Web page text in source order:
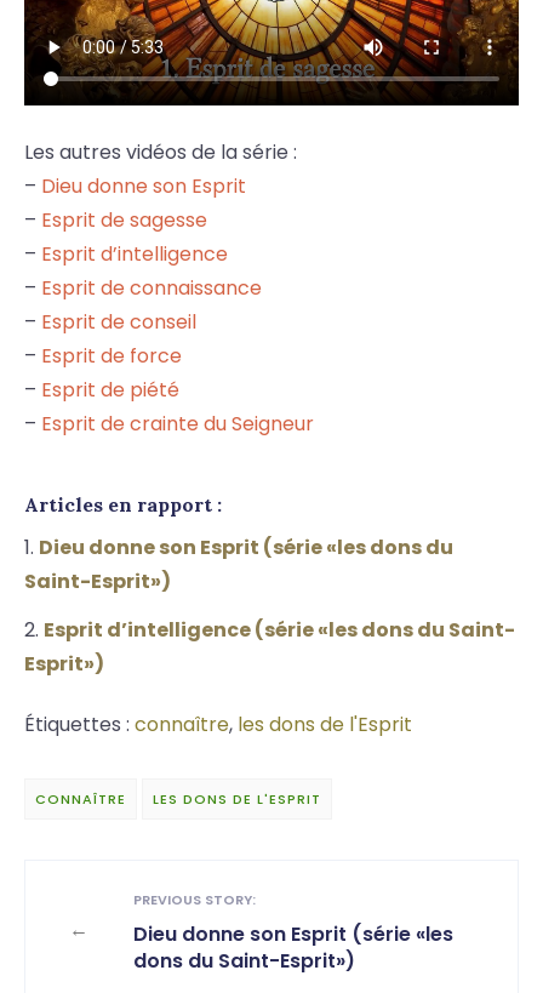
Les autres vidéos de la série :
– Dieu donne son Esprit
– Esprit de sagesse
– Esprit d’intelligence
– Esprit de connaissance
– Esprit de conseil
– Esprit de force
– Esprit de piété
– Esprit de crainte du Seigneur
Articles en rapport :
Dieu donne son Esprit (série «les dons du
Saint-Esprit»)
Esprit d’intelligence (série «les dons du Saint-
Esprit»)
Étiquettes : connaître, les dons de l'Esprit
CONNAÎTRE LES DONS DE L'ESPRIT
←
PREVIOUS STORY:
Dieu donne son Esprit (série «les
dons du Saint-Esprit»)